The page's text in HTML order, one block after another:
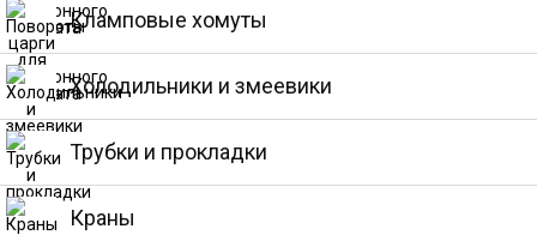
Кламповые хомуты
Холодильники и змеевики
Трубки и прокладки
Краны